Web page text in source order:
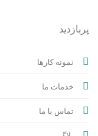
پربازدید
نمونه کارها
خدمات ما
تماس با ما